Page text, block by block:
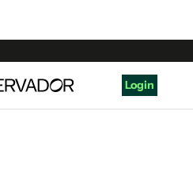
Login